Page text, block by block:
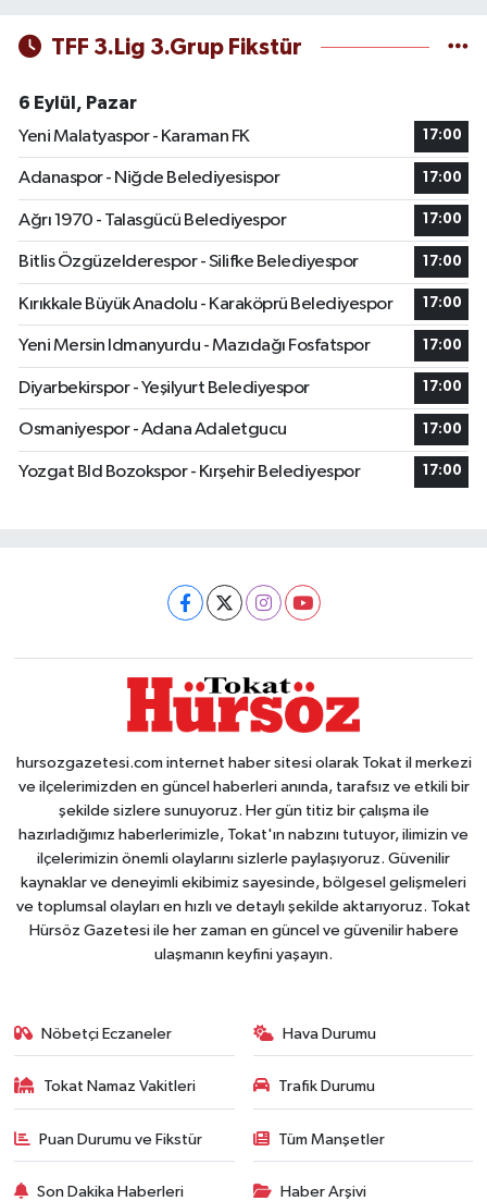
TFF 3.Lig 3.Grup Fikstür
6 Eylül, Pazar
Yeni Malatyaspor - Karaman FK
17:00
Adanaspor - Niğde Belediyesispor 17:00
Ağrı 1970 - Talasgücü Belediyespor 17:00
Bitlis Özgüzelderespor - Silifke Belediyespor 17:00
Kırıkkale Büyük Anadolu - Karaköprü Belediyespor 17:00
Yeni Mersin Idmanyurdu - Mazıdağı Fosfatspor 17:00
Diyarbekirspor - Yeşilyurt Belediyespor 17:00
Osmaniyespor - Adana Adaletgucu 17:00
Yozgat Bld Bozokspor - Kırşehir Belediyespor 17:00
hursozgazetesi.com internet haber sitesi olarak Tokat il merkezi
ve ilçelerimizden en güncel haberleri anında, tarafsız ve etkili bir
şekilde sizlere sunuyoruz. Her gün titiz bir çalışma ile
hazırladığımız haberlerimizle, Tokat'ın nabzını tutuyor, ilimizin ve
ilçelerimizin önemli olaylarını sizlerle paylaşıyoruz. Güvenilir
kaynaklar ve deneyimli ekibimiz sayesinde, bölgesel gelişmeleri
ve toplumsal olayları en hızlı ve detaylı şekilde aktarıyoruz. Tokat
Hürsöz Gazetesi ile her zaman en güncel ve güvenilir habere
ulaşmanın keyfini yaşayın.
Nöbetçi Eczaneler Hava Durumu
Tokat Namaz Vakitleri Trafik Durumu
Puan Durumu ve Fikstür Tüm Manşetler
Son Dakika Haberleri Haber Arşivi